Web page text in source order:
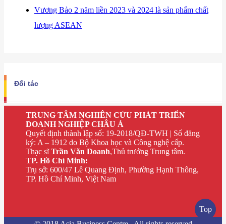
Vương Bảo 2 năm liền 2023 và 2024 là sản phẩm chất
lượng ASEAN
Đối tác
TRUNG TÂM NGHIÊN CỨU PHÁT TRIỂN
DOANH NGHIỆP CHÂU Á
Quyết định thành lập số: 19-2018/QĐ-TWH | Số đăng
ký: A – 1912 do Bộ Khoa học và Công nghệ cấp.
Thạc sĩTrần Văn Doanh,Thủ trưởng Trung tâm.
TP. Hồ Chí Minh:
Trụ sở: 600/47 Lê Quang Định, Phường Hạnh Thông,
TP. Hồ Chí Minh, Việt Nam
Top